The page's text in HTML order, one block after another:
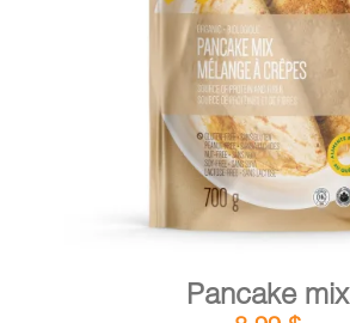
ADD TO CART
Pancake mix